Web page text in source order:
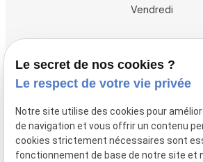
Vendredi
Vos avocats
Boutique
Domaines de compétences
Le secret de nos cookies ?
Le respect de votre vie privée
Notre site utilise des cookies pour
de navigation et vous offrir un contenu
cookies strictement nécessaires sont
fonctionnement de base de notre site et